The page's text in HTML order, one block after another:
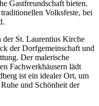
Gastfreundschaft bieten.
Volksfeste, bei
der St. Laurentius Kirche
der Dorfgemeinschaft und
Der malerische
Fachwerkhäusern lädt
ist ein idealer Ort, um
und Schönheit der